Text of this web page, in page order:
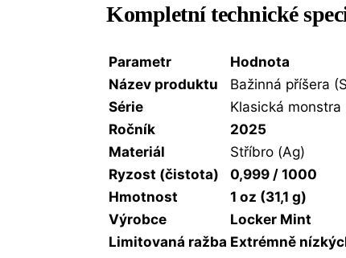
Kompletní technické
Parametr
Hodnota
Název produktu
Bažinná příšera
Série
Klasická
Ročník
2025
Materiál
Stříbro (Ag)
Ryzost (čistota)
0,999 / 1000
Hmotnost
1 oz (31,1 g)
Výrobce
Locker Mint
Limitovaná ražba Extrémně